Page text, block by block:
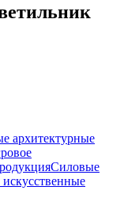
архитектурные
Силовые